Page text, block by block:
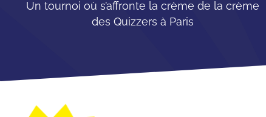
Un tournoi où s’affronte la crème de la crème
des Quizzers à Paris